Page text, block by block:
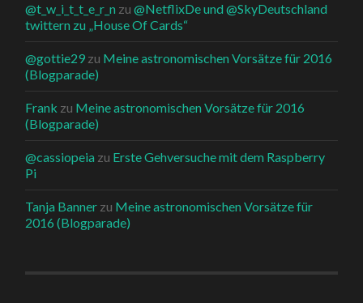
@t_w_i_t_t_e_r_n zu@NetflixDe und @SkyDeutschland
twittern zu „House Of Cards“
@gottie29 zu Meine astronomischen Vorsätze für 2016
(Blogparade)
Frank zu Meine astronomischen Vorsätze für 2016
(Blogparade)
@cassiopeia zu Erste Gehversuche mit dem Raspberry
Pi
Tanja Banner zu Meine astronomischen Vorsätze für
2016 (Blogparade)